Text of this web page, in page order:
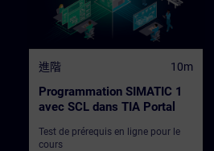
進階 10m
Programmation SIMATIC 1
avec SCL dans TIA Portal
Test de prérequis en ligne pour le
cours